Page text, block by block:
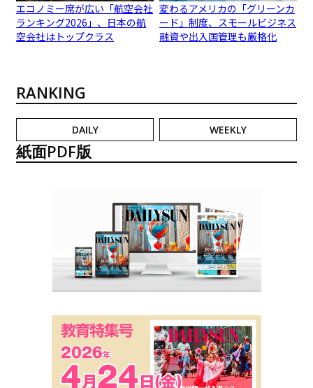
エコノミー席が広い「航空会社
ランキング2026」、日本の航
空会社はトップクラス
変わるアメリカの「グリーンカ
ード」制度、スモールビジネス
融資や出入国管理も厳格化
RANKING
DAILY WEEKLY
紙面PDF版